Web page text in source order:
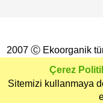
Kategoriler
Çerez
Sitemizi kullanmaya
2007 Ⓒ Ekoorganik
İzinsiz